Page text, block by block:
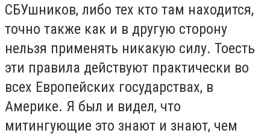
СБУшников, либо тех кто там находится,
точно также как и в другую сторону
нельзя применять никакую силу. Тоесть
эти правила действуют практически во
всех Европейских государствах, в
Америке. Я был и видел, что
митингующие это знают и знают, чем